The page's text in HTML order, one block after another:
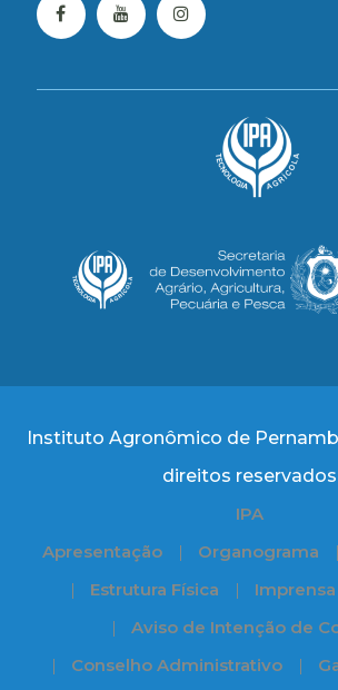
Instituto Agronômico de
direitos reservados
IPA
Apresentação
Organograma
Estrutura Física
Imprensa
Aviso de Intenção de
Conselho Administrativo